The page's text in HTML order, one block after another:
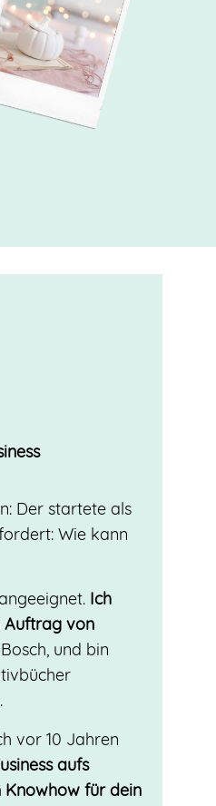
Der startete als
Wie kann
Ich
Auftrag von
und bin
vor 10 Jahren
aufs
Knowhow für dein